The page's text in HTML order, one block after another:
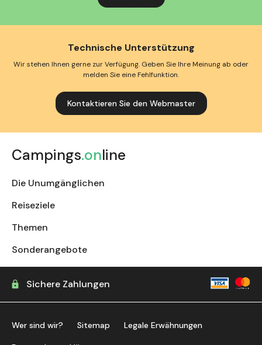
Technische Unterstützung
Wir stehen Ihnen gerne zur Verfügung. Geben Sie Ihre Meinung ab oder
melden Sie eine Fehlfunktion.
Kontaktieren Sie den Webmaster
Campings.online
Die Unumgänglichen
Reiseziele
Themen
Sonderangebote
Sichere Zahlungen
Wer sind wir? Sitemap Legale Erwähnungen